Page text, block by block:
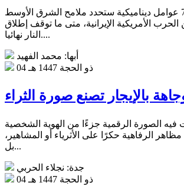
عدد تحليل جديد 7 عوامل ديناميكية ستحدد ملامح الشرق الأوسط
الأمريكية الإيرانية، متى ما توقف إطلاق
النار نهائيا....
أبها: محمد الفهيد
04 ذو الحجة 1447 هـ
بالإيجار تصنع صورة الثراء
الصورة الرقمية جزءًا من الهوية الشخصية
مظاهر الرفاهية حكرًا على الأثرياء أو المشاهير،
بل...
جدة: نجلاء الحربي
04 ذو الحجة 1447 هـ